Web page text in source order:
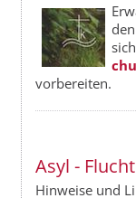
vorbereiten.
Asyl -
Hinweise und